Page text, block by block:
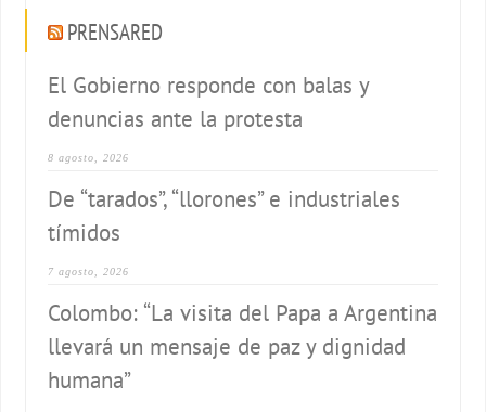
PRENSARED
El Gobierno responde con balas y
denuncias ante la protesta
8 agosto, 2026
De “tarados”, “llorones” e industriales
tímidos
7 agosto, 2026
Colombo: “La visita del Papa a Argentina
llevará un mensaje de paz y dignidad
humana”